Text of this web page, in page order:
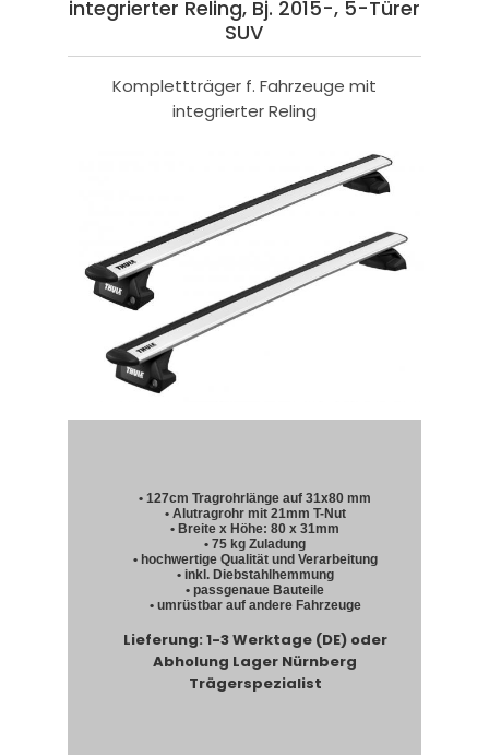
integrierter Reling, Bj. 2015-, 5-Türer
SUV
Komplettträger f. Fahrzeuge mit
integrierter Reling
• 127cm Tragrohrlänge auf 31x80 mm
• Alutragrohr mit 21mm T-Nut
• Breite x Höhe: 80 x 31mm
• 75 kg Zuladung
• hochwertige Qualität und Verarbeitung
• inkl. Diebstahlhemmung
• passgenaue Bauteile
• umrüstbar auf andere Fahrzeuge
Lieferung: 1-3 Werktage (DE) oder
Abholung Lager Nürnberg
Trägerspezialist